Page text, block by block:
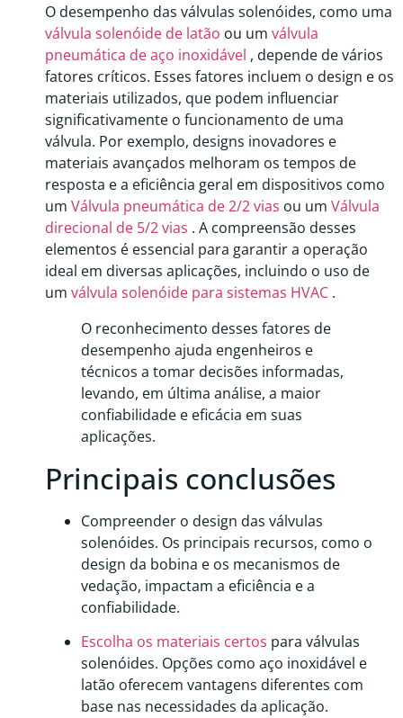
O desempenho das válvulas solenóides, como uma
válvula solenóide de latão ou um válvula
pneumática de aço inoxidável , depende de vários
fatores críticos. Esses fatores incluem o design e os
materiais utilizados, que podem influenciar
significativamente o funcionamento de uma
válvula. Por exemplo, designs inovadores e
materiais avançados melhoram os tempos de
resposta e a eficiência geral em dispositivos como
um Válvula pneumática de 2/2 vias ou um Válvula
direcional de 5/2 vias . A compreensão desses
elementos é essencial para garantir a operação
ideal em diversas aplicações, incluindo o uso de
um válvula solenóide para sistemas HVAC .
O reconhecimento desses fatores de
desempenho ajuda engenheiros e
técnicos a tomar decisões informadas,
levando, em última análise, a maior
confiabilidade e eficácia em suas
aplicações.
Principais conclusões
Compreender o design das válvulas
solenóides. Os principais recursos, como o
design da bobina e os mecanismos de
vedação, impactam a eficiência e a
confiabilidade.
Escolha os materiais certos para válvulas
solenóides. Opções como aço inoxidável e
latão oferecem vantagens diferentes com
base nas necessidades da aplicação.